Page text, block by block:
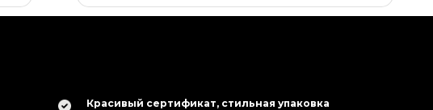
Красивый сертификат, стильная упаковка